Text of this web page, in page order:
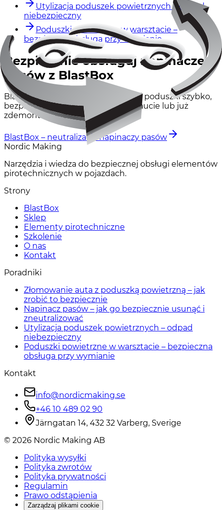
Utylizacja poduszek powietrznych – odpad
niebezpieczny
Poduszki powietrzne w warsztacie –
bezpieczna obsługa przy wymianie
Bezpiecznie obsługuj napinacze
pasów z BlastBox
BlastBox odpala napinacze pasów i poduszki szybko,
bezpiecznie i z dokumentacją – w aucie lub już
zdemontowane.
BlastBox – neutralizacja napinaczy pasów
Nordic Making
Narzędzia i wiedza do bezpiecznej obsługi elementów
pirotechnicznych w pojazdach.
Strony
BlastBox
Sklep
Elementy pirotechniczne
Szkolenie
O nas
Kontakt
Poradniki
Złomowanie auta z poduszką powietrzną – jak
zrobić to bezpiecznie
Napinacz pasów – jak go bezpiecznie usunąć i
zneutralizować
Utylizacja poduszek powietrznych – odpad
niebezpieczny
Poduszki powietrzne w warsztacie – bezpieczna
obsługa przy wymianie
Kontakt
info@nordicmaking.se
+46 10 489 02 90
Järngatan 14, 432 32 Varberg, Sverige
© 2026 Nordic Making AB
Polityka wysyłki
Polityka zwrotów
Polityka prywatności
Regulamin
Prawo odstąpienia
Zarządzaj plikami cookie